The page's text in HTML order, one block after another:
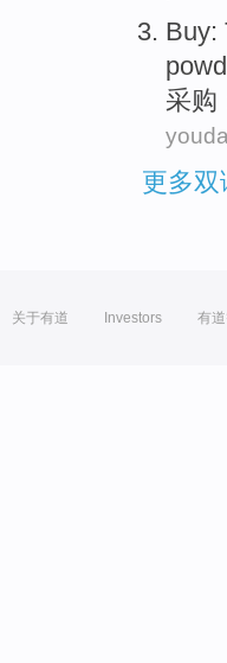
Buy:
采购
更多双
关于有道 Investors 有